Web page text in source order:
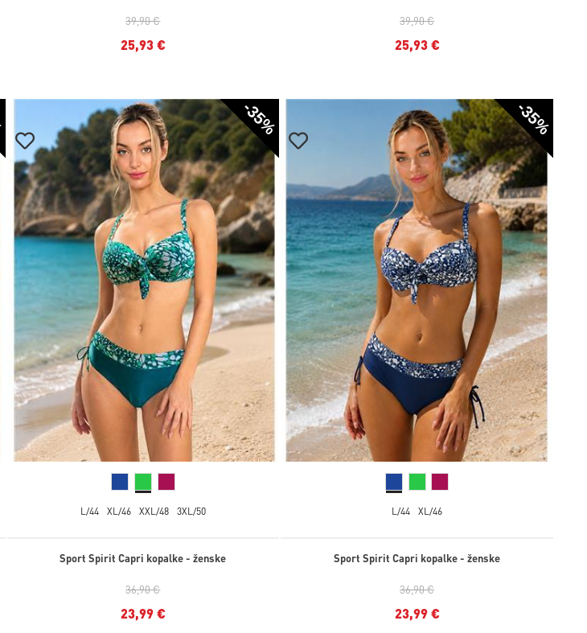
39,90 €
25,93 €
39,90 €
25,93 €
-35%
L/44 XL/46 XXL/48 3XL/50
Sport Spirit Capri kopalke - ženske
36,90 €
23,99 €
-35%
L/44 XL/46
Sport Spirit Capri kopalke - ženske
36,90 €
23,99 €